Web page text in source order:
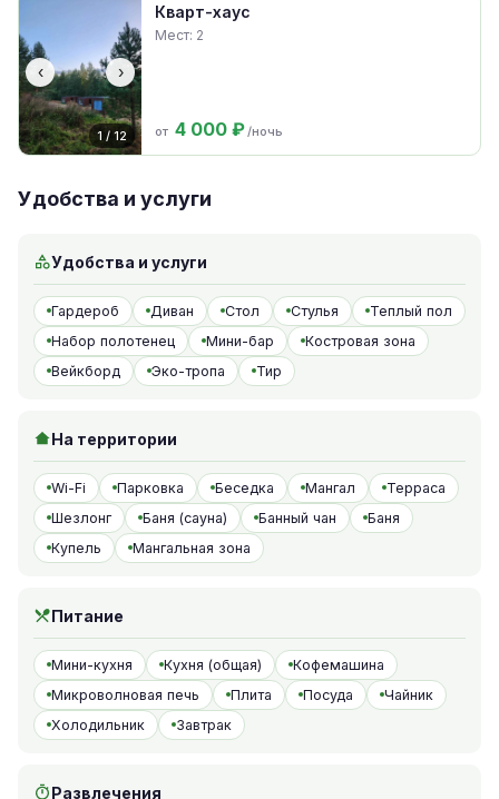
‹ ›
1 / 12
Кварт-хаус
Мест: 2
от 4 000 ₽ /ночь
Удобства и услуги
Удобства и услуги
Гардероб Диван Стол Стулья
Теплый пол
Набор полотенец
Мини-бар
Костровая зона
Вейкборд
Эко-тропа Тир
На территории
Wi-Fi Парковка Беседка Мангал
Терраса
Шезлонг
Баня (сауна) Банный чан
Баня
Купель
Мангальная зона
Питание
Мини-кухня Кухня (общая)
Кофемашина
Микроволновая печь
Плита Посуда
Чайник
Холодильник
Завтрак
Развлечения